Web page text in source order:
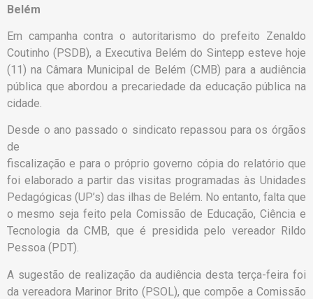
Belém
Em campanha contra o autoritarismo do prefeito Zenaldo
Coutinho (PSDB), a Executiva Belém do Sintepp esteve hoje
(11) na Câmara Municipal de Belém (CMB) para a audiência
pública que abordou a precariedade da educação pública na
cidade.
Desde o ano passado o sindicato repassou para os órgãos
de
fiscalização e para o próprio governo cópia do relatório que
foi elaborado a partir das visitas programadas às Unidades
Pedagógicas (UP’s) das ilhas de Belém. No entanto, falta que
o mesmo seja feito pela Comissão de Educação, Ciência e
Tecnologia da CMB, que é presidida pelo vereador Rildo
Pessoa (PDT).
A sugestão de realização da audiência desta terça-feira foi
da vereadora Marinor Brito (PSOL), que compõe a Comissão